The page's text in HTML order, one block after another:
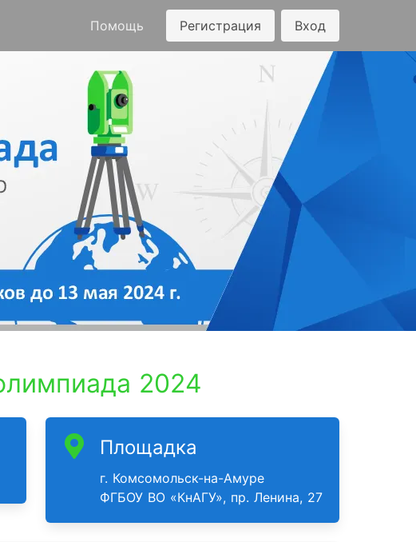
Помощь Регистрация Вход
2024
Площадка
г. Комсомольск-на-Амуре
ФГБОУ ВО «КнАГУ», пр. Ленина, 27